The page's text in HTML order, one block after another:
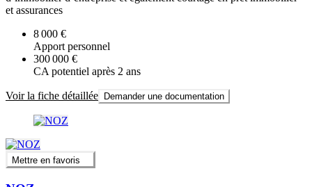
et assurances
8 000 €
Apport personnel
300 000 €
CA potentiel après 2 ans
Voir la fiche détaillée Demander une documentation
Mettre en favoris